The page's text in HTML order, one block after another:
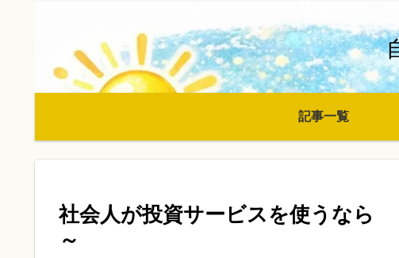
記事一覧
社会人が投資サービスを使うなら
～